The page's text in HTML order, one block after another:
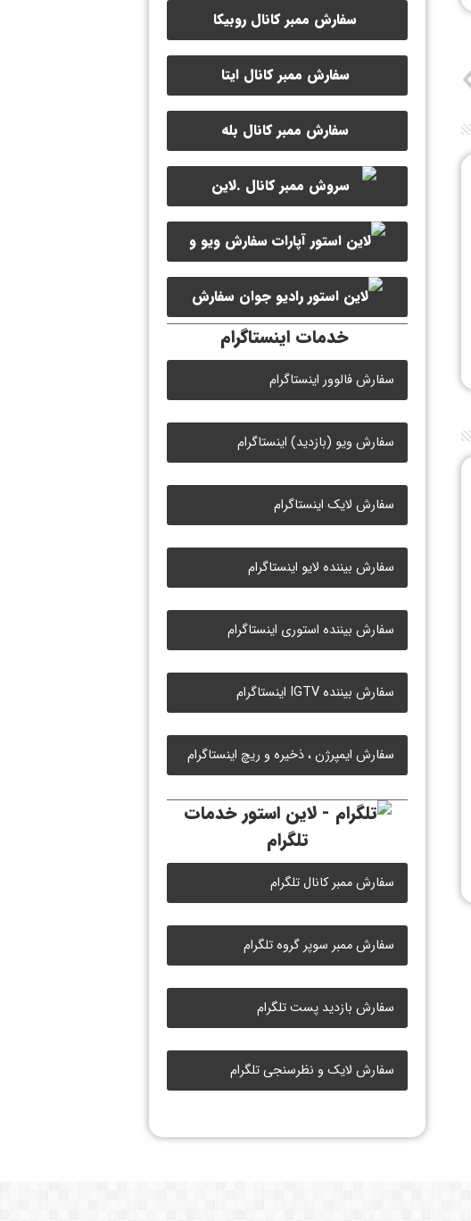
سفارش ممبر کانال روبیکا
سفارش ممبر کانال ایتا
سفارش ممبر کانال بله
سفارش ممبر کانال سروش
سفارش ویو و
لایک ویدیو آپارات
سفارش
لایک رادیو جوان
خدمات اینستاگرام
سفارش فالوور اینستاگرام
سفارش ویو (بازدید) اینستاگرام
سفارش لایک اینستاگرام
سفارش بیننده لایو اینستاگرام
سفارش بیننده استوری اینستاگرام
سفارش بیننده IGTV اینستاگرام
سفارش ایمپرژن ، ذخیره و ریچ اینستاگرام
خدمات
تلگرام
سفارش ممبر کانال تلگرام
سفارش ممبر سوپر گروه تلگرام
سفارش بازدید پست تلگرام
سفارش لایک و نظرسنجی تلگرام